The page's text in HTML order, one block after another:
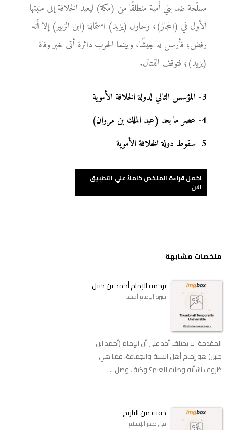
مسلّحة ضد بني أمية منطلقًا من (مكة) ليعيد الخلافة إلى منبتها
الأول في (الحجاز)، وحاول (يزيد) استمالة (ابن الزبير) إلا أنه
رفض؛ فأرسل له جيشًا، وبينما الحرب دائرة أتى خبر وفاة
(يزيد)؛ فتوقف القتال.
3
- المؤسس الثاني لدولة الخلافة الأموية
4
- عصر ما بعد (عبد الملك بن مروان)
5
-سقوط دولة الخلافة الأموية
اكمل قراءة الملخص كاملاً علي التطبيق
الان
ملخصات مشابهة
ترجمة الإمام أحمد بن حنبل
سيرة الإمام أحمد
المقدمة: لا يختلف أحد على أن الإمام (أحمد ابن
حنبل) هو إمام أهل السنة والجماعة، فما هي
ظروف نشأته وطلبه للعلم؟ وكيف وصل ...
حقبة من التاريخ
في صدر الإسلام